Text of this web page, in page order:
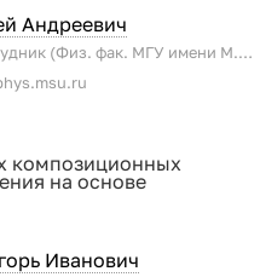
Андреевич
Научный сотрудник (Физ. фак. МГУ имени М.В. Ломоносова)
композиционных
на основе
Иванович